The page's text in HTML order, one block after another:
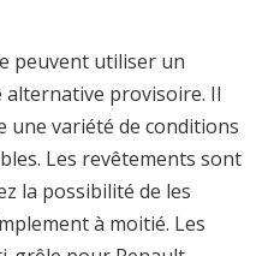
peuvent utiliser un
provisoire. Il
variété de conditions
Les revêtements sont
la possibilité de les
à moitié. Les